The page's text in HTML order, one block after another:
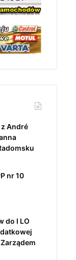
André
nr 10
do I LO